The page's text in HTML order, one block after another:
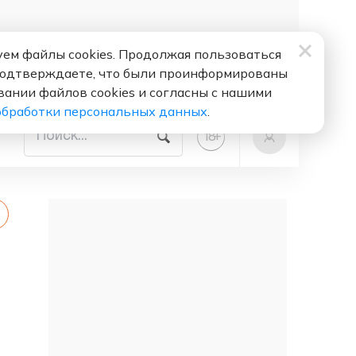
18+
файлы cookies. Продолжая пользоваться
что были проинформированы
файлов cookies и согласны с нашими
персональных данных.